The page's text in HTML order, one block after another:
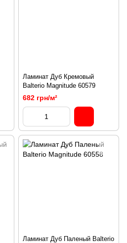
Ламинат Дуб Кремовый
Balterio Magnitude 60579
682 грн/м²
Ламинат Дуб Паленый Balterio